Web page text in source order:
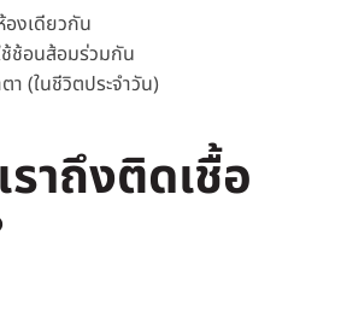
งเดียวกัน
ช้อนส้อมร่วมกัน
า (ในชีวิตประจำวัน)
าถึงติดเชื้อ